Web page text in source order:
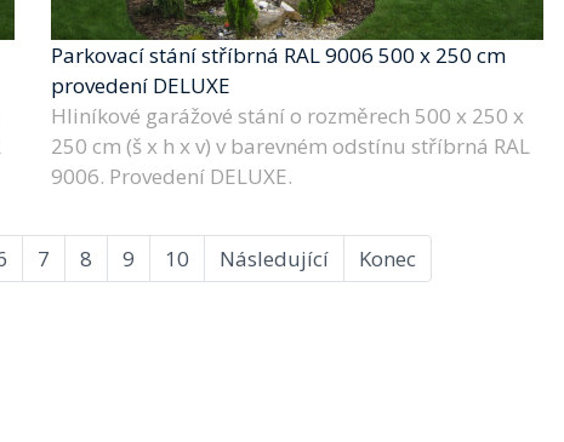
Parkovací stání stříbrná RAL 9006 500 x 250 cm
provedení DELUXE
Hliníkové garážové stání o rozměrech 500 x 250 x
250 cm (š x h x v) v barevném odstínu stříbrná RAL
9006. Provedení DELUXE.
7 8 9 10 Následující Konec